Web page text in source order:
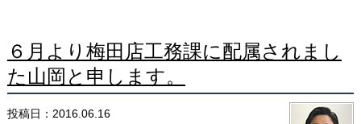
６月より梅田店工務課に配属されまし
た山岡と申します。
投稿日：2016.06.16